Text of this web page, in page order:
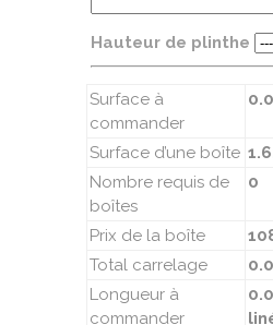
Hauteur de plinthe
Surface à
commander
Surface d’une boîte
Nombre requis de
boîtes
0
Prix de la boîte
Total carrelage
Longueur à
commander